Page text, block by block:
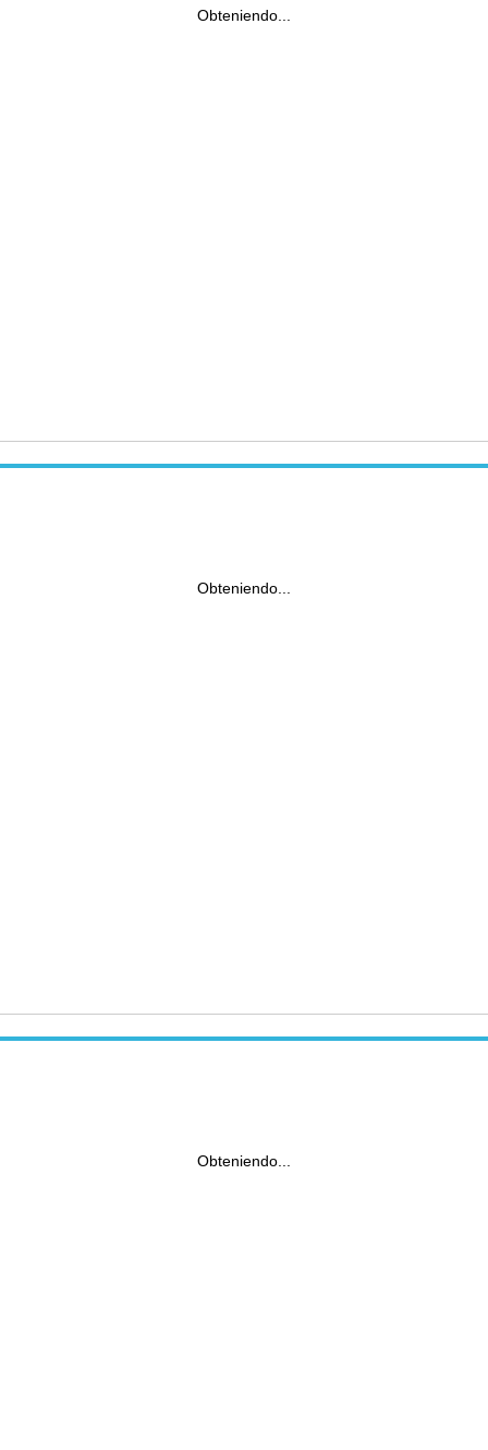
Obteniendo...
Obteniendo...
Obteniendo...